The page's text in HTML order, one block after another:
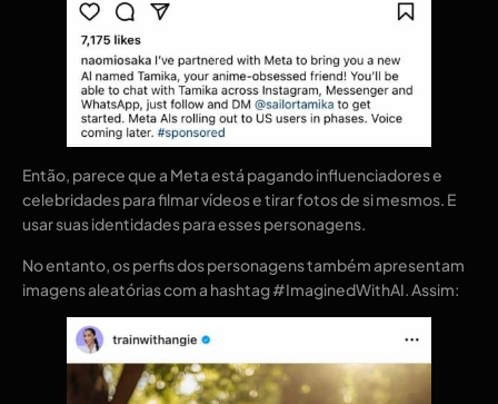
Então, parece que a Meta está pagando influenciadores e
celebridades para filmar vídeos e tirar fotos de si mesmos. E
usar suas identidades para esses personagens.
No entanto, os perfis dos personagens também apresentam
imagens aleatórias com a hashtag #ImaginedWithAI. Assim: